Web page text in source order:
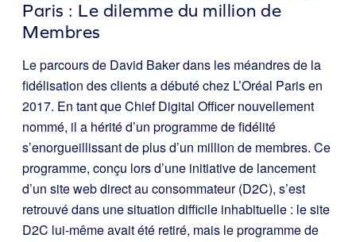
Paris : Le dilemme du million de
Membres
Le parcours de David Baker dans les méandres de la
fidélisation des clients a débuté chez L’Oréal Paris en
2017. En tant que Chief Digital Officer nouvellement
nommé, il a hérité d’un programme de fidélité
s’enorgueillissant de plus d’un million de membres. Ce
programme, conçu lors d’une initiative de lancement
d’un site web direct au consommateur (D2C), s’est
retrouvé dans une situation difficile inhabituelle : le site
D2C lui-même avait été retiré, mais le programme de